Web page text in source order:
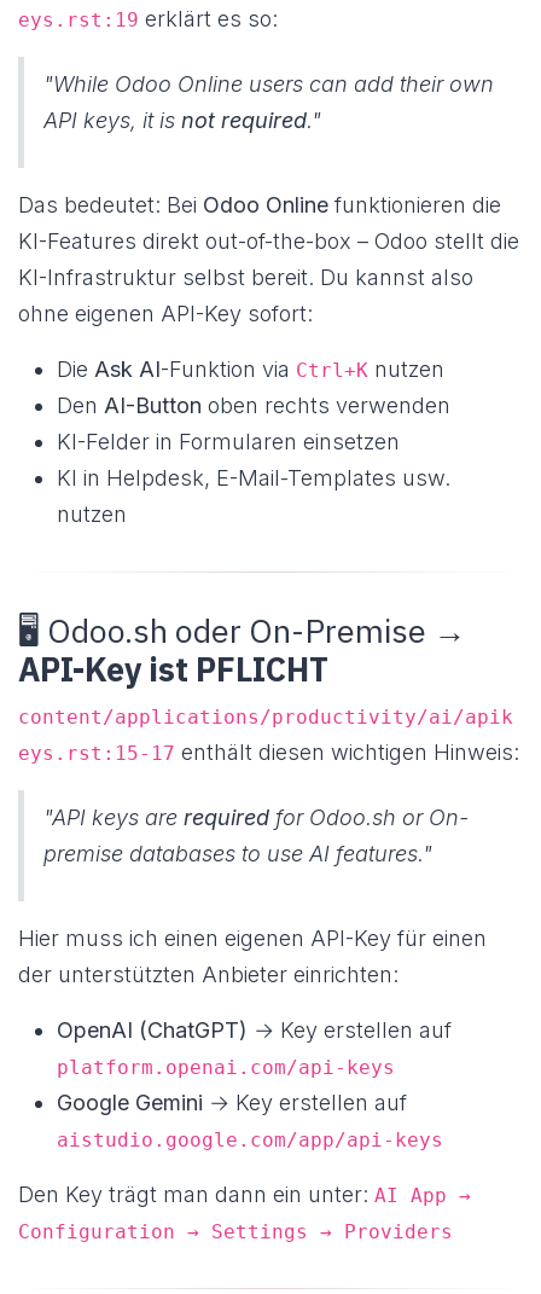
eys.rst:19 erklärt es so:
"While Odoo Online users can add their own
API keys, it is not required."
Das bedeutet: Bei Odoo Online funktionieren die
KI-Features direkt out-of-the-box – Odoo stellt die
KI-Infrastruktur selbst bereit. Du kannst also
ohne eigenen API-Key sofort:
Die Ask AI-Funktion via Ctrl+K nutzen
Den AI-Button oben rechts verwenden
KI-Felder in Formularen einsetzen
KI in Helpdesk, E-Mail-Templates usw.
nutzen
🖥️ Odoo.sh oder On-Premise →
API-Key ist PFLICHT
content/applications/productivity/ai/apik
eys.rst:15-17 enthält diesen wichtigen Hinweis:
"API keys are required for Odoo.sh or On-
premise databases to use AI features."
Hier muss ich einen eigenen API-Key für einen
der unterstützten Anbieter einrichten:
OpenAI (ChatGPT) → Key erstellen auf
platform.openai.com/api-keys
Google Gemini → Key erstellen auf
aistudio.google.com/app/api-keys
Den Key trägt man dann ein unter: AI App →
Configuration → Settings → Providers